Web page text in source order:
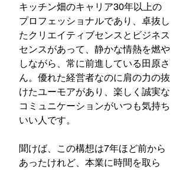
キッチン畑のキャリア30年以上の
プロフェッショナルであり、卓抜し
たクリエイティブセンスとビジネス
センスがあって、静かな情熱を燃や
しながら、常に前進している田原さ
ん。優れた経営者なのに肩の力の抜
けたユーモアがあり、楽しく誠実な
コミュニケーションがいつも気持ち
いい人です。
聞けば、この構想は7年ほど前から
あったけれど、本業に時間を取ら